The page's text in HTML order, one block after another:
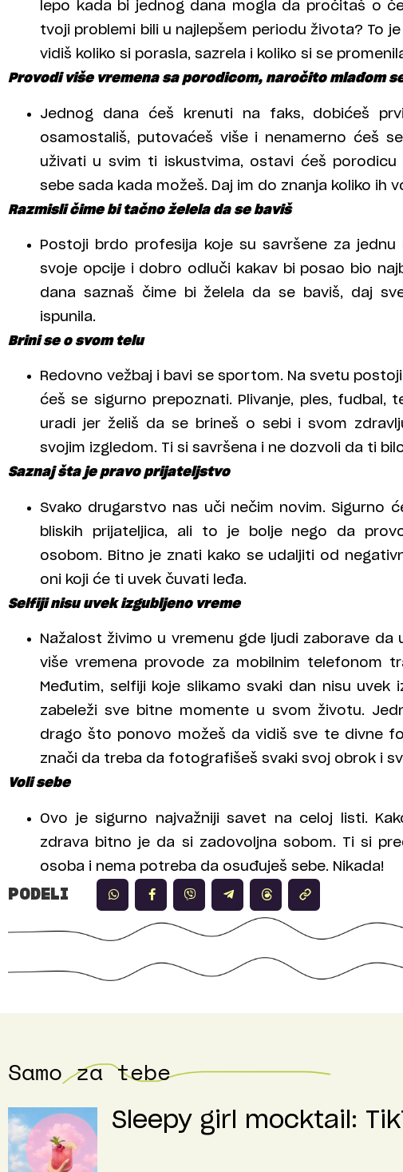
lepo kada bi jednog dana mogla da pročitaš o
tvoji problemi bili u najlepšem periodu života? To
vidiš koliko si porasla, sazrela i koliko si se
Provodi više vremena sa porodicom, naročito mlađom
Jednog dana ćeš krenuti na faks, dobićeš
osamostališ, putovaćeš više i nenamerno ćeš
uživati u svim ti iskustvima, ostavi ćeš porodicu
sebe sada kada možeš. Daj im do znanja koliko ih
Razmisli čime bi tačno želela da se baviš
Postoji brdo profesija koje su savršene za jednu
svoje opcije i dobro odluči kakav bi posao bio
dana saznaš čime bi želela da se baviš, daj
ispunila.
Brini se o svom telu
Redovno vežbaj i bavi se sportom. Na svetu
ćeš se sigurno prepoznati. Plivanje, ples, fudbal,
uradi jer želiš da se brineš o sebi i svom
svojim izgledom. Ti si savršena i ne dozvoli da ti
Saznaj šta je pravo prijateljstvo
Svako drugarstvo nas uči nečim novim. Sigurno
bliskih prijateljica, ali to je bolje nego da
osobom. Bitno je znati kako se udaljiti od
oni koji će ti uvek čuvati leđa.
Selfiji nisu uvek izgubljeno vreme
Nažalost živimo u vremenu gde ljudi zaborave da
više vremena provode za mobilnim telefonom
Međutim, selfiji koje slikamo svaki dan nisu uvek
zabeleži sve bitne momente u svom životu.
drago što ponovo možeš da vidiš sve te divne
znači da treba da fotografišeš svaki svoj obrok i
Voli sebe
Ovo je sigurno najvažniji savet na celoj listi.
zdrava bitno je da si zadovoljna sobom. Ti si
osoba i nema potreba da osuđuješ sebe. Nikada!
PODELI
Samo za tebe
Sleepy girl mocktail: